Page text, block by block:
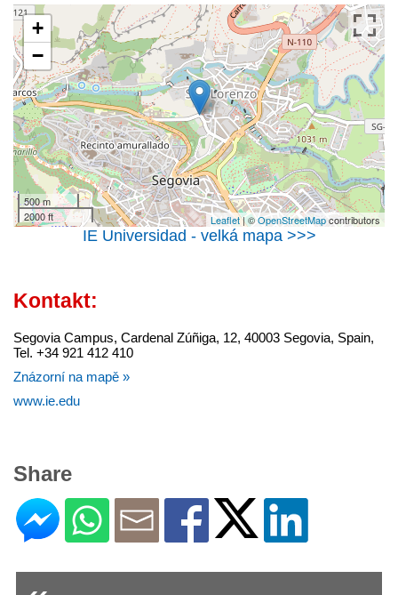
+
−
500 m
2000 ft
Leaflet| ©OpenStreetMapcontributors
IE Universidad - velká mapa >>>
Kontakt:
Segovia Campus, Cardenal Zúñiga, 12, 40003 Segovia, Spain,
Tel. +34 921 412 410
Znázorní na mapě »
www.ie.edu
Share